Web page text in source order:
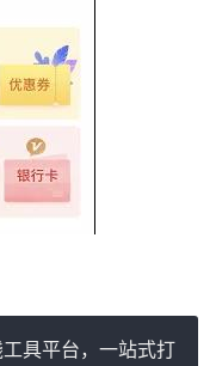
具平台，一站式打